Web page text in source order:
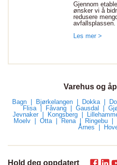
Gjennom
ønsker vi å
redusere
avfallsplassen.
Les mer >
Varehus og
Bagn Bjørkelangen Dokka
Flisa
Fåvang Gausdal
Jevnaker
Kongsberg
Moelv
Otta Rena Ringebu
Årnes
Hold deg oppdatert